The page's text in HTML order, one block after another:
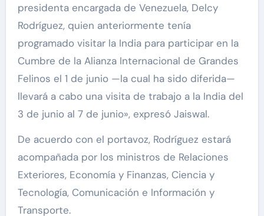
presidenta encargada de Venezuela, Delcy
Rodríguez, quien anteriormente tenía
programado visitar la India para participar en la
Cumbre de la Alianza Internacional de Grandes
Felinos el 1 de junio —la cual ha sido diferida—
llevará a cabo una visita de trabajo a la India del
3 de junio al 7 de junio», expresó Jaiswal.
De acuerdo con el portavoz, Rodríguez estará
acompañada por los ministros de Relaciones
Exteriores, Economía y Finanzas, Ciencia y
Tecnología, Comunicación e Información y
Transporte.